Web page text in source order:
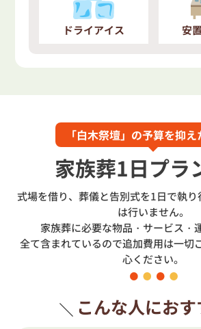
ドライアイス 安
「白木祭壇」の予算を抑
家族葬1日プラ
式場を借り、葬儀と告別式を1日で執
は行いません。
家族葬に必要な物品・サービス・
全て含まれているので追加費用は一切
心ください。
こんな人にお